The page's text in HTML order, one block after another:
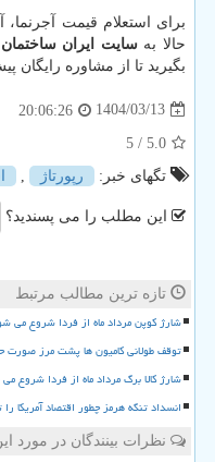
برای استعلام قیمت
حالا بهسایت ایران ساختمان
بگیرید تا از مشاوره رایگان
1404/03/13
20:06:26
5.0
/ 5
تگهای خبر:
رپورتاژ ,
این مطلب را می پسندید؟
تازه ترین مطالب مرتبط
شارژ کوپن مرداد ماه از فردا شروع می
توقف طولانی کامیون ها پشت مرز
شارژ کالا برگ مرداد ماه از فردا شروع
انسداد تنگه هرمز چطور اقتصاد آمریکا
نظرات بینندگان در مورد